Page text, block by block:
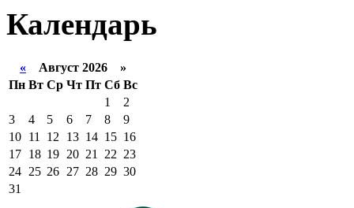
Календарь
« Август 2026 »
Пн Вт Ср Чт Пт Сб Вс
1
2
3
4 5 6 7 8
9
10 11 12 13 14 15 16
17 18 19 20 21 22 23
24 25 26 27 28 29 30
31